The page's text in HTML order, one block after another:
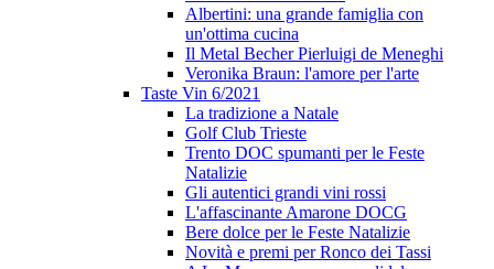
Albertini: una grande famiglia con
un'ottima cucina
Il Metal Becher Pierluigi de Meneghi
Veronika Braun: l'amore per l'arte
Taste Vin 6/2021
La tradizione a Natale
Golf Club Trieste
Trento DOC spumanti per le Feste
Natalizie
Gli autentici grandi vini rossi
L'affascinante Amarone DOCG
Bere dolce per le Feste Natalizie
Novità e premi per Ronco dei Tassi